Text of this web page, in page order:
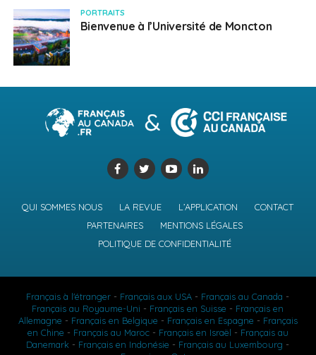
PORTRAITS
Bienvenue à l’Université de Moncton
QUI SOMMES NOUS LA REVUE L’APPLICATION
CONTACT
PARTENAIRES
MENTIONS LÉGALES
POLITIQUE DE CONFIDENTIALITÉ
Français à l'étranger - Français aux USA - Français au Canada -
Français au Royaume-Uni - Français en Suisse - Français en
Allemagne - Français en Belgique - Français en Espagne - Français
en Chine - Français au Maroc- Français en Israël - Français au
Danemark - Français en Indonésie - Français au Luxembourg -